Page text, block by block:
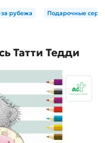
рубежа Подарочные
Татти Тедди